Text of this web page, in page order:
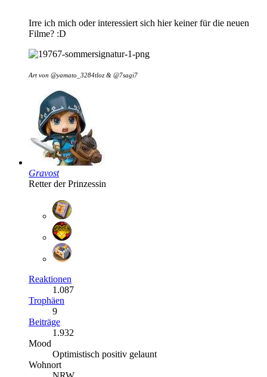
Irre ich mich oder interessiert sich hier keiner für die neuen
Filme? :D
Art von @yamato_3284tloz & @7sagi7
Gravost
Retter der Prinzessin
Reaktionen
1.087
Trophäen
9
Beiträge
1.932
Mood
Optimistisch positiv gelaunt
Wohnort